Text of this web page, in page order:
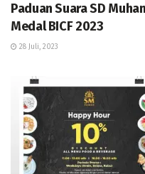
Paduan Suara SD
Medal BICF 2023
28 Juli, 2023